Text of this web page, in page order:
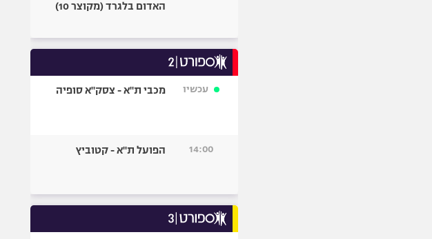
האדום בלגרד (מקוצר 10)
עכשיו מכבי ת"א - צסק"א סופיה
14:00 הפועל ת"א - קטוביץ